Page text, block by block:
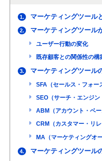
1. マーケティングツール
2. マーケティングツール
ユーザー行動の変化
既存顧客との関係性の構
3. マーケティングツール
SFA（セールス・フォー
SEO（サーチ・エンジン
ABM（アカウント・ベー
CRM（カスタマー・リ
MA（マーケティングオ
4. マーケティングツール